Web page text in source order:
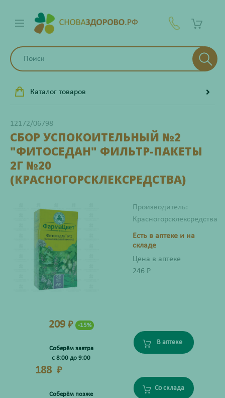
Каталог товаров
12172/06798
СБОР УСПОКОИТЕЛЬНЫЙ №2
"ФИТОСЕДАН" ФИЛЬТР-ПАКЕТЫ
2Г №20
(КРАСНОГОРСКЛЕКСРЕДСТВА)
Производитель:
Красногорсклексредства
Есть в аптеке и на
складе
Цена в аптеке
246 ₽
209 ₽ -15%
Соберём завтра
с 8:00 до 9:00
В аптеке
188 ₽
Соберём позже
Со склада